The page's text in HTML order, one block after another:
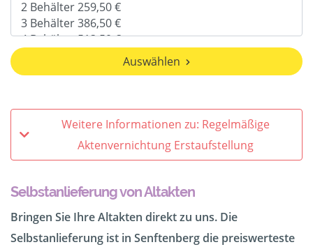
Auswählen
Weitere Informationen zu: Regelmäßige
Aktenvernichtung Erstaufstellung
Selbstanlieferung von Altakten
Bringen Sie Ihre Altakten direkt zu uns. Die
Selbstanlieferung ist in Senftenberg die preiswerteste